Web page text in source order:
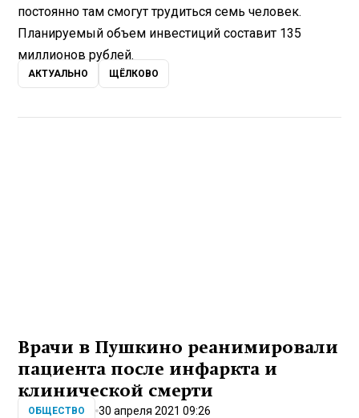
постоянно там смогут трудиться семь человек.
Планируемый объем инвестиций составит 135
миллионов рублей.
АКТУАЛЬНО ЩЁЛКОВО
Врачи в Пушкино реанимировали
пациента после инфаркта и
клинической смерти
ОБЩЕСТВО 30 апреля 2021 09:26